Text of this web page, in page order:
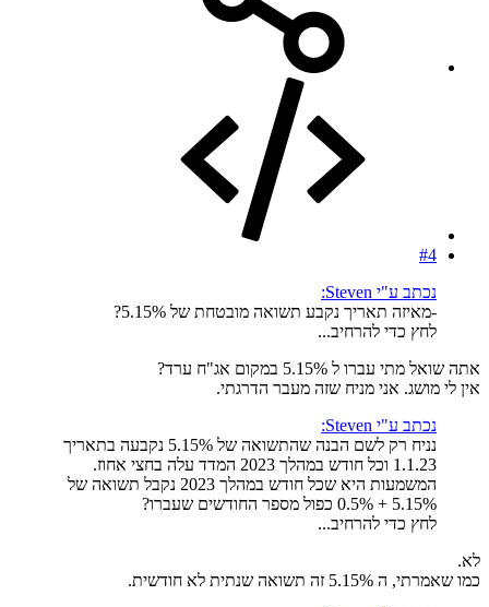
#4
נכתב ע"י Steven:
-מאיזה תאריך נקבע תשואה מובטחת של 5.15%?
לחץ כדי להרחיב...
אתה שואל מתי עברו ל 5.15% במקום אג"ח ערד?
אין לי מושג. אני מניח שזה מעבר הדרגתי.
נכתב ע"י Steven:
נניח רק לשם הבנה שהתשואה של 5.15% נקבעה בתאריך
1.1.23 וכל חודש במהלך 2023 המדד עלה בחצי אחוז.
המשמעות היא שכל חודש במהלך 2023 נקבל תשואה של
5.15% + 0.5% כפול מספר החודשים שעברו?
לחץ כדי להרחיב...
לא.
כמו שאמרתי, ה 5.15% זה תשואה שנתית לא חודשית.